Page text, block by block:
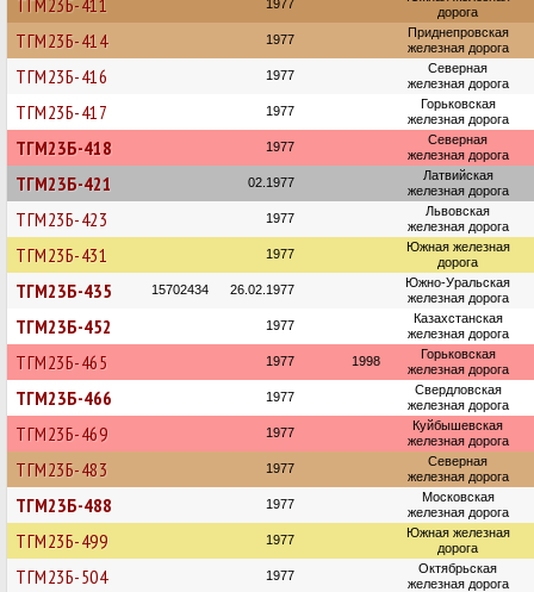
ТГМ23Б-411 1977
дорога
ТГМ23Б-414 1977
Приднепровская
железная дорога
ТГМ23Б-416 1977
Северная
железная дорога
ТГМ23Б-417 1977
Горьковская
железная дорога
ТГМ23Б-418 1977
Северная
железная дорога
ТГМ23Б-421 02.1977
Латвийская
железная дорога
ТГМ23Б-423 1977
Львовская
железная дорога
ТГМ23Б-431 1977
Южная железная
дорога
ТГМ23Б-435 15702434 26.02.1977
Южно-Уральская
железная дорога
ТГМ23Б-452 1977
Казахстанская
железная дорога
ТГМ23Б-465 1977 1998
Горьковская
железная дорога
ТГМ23Б-466 1977
Свердловская
железная дорога
ТГМ23Б-469 1977
Куйбышевская
железная дорога
ТГМ23Б-483 1977
Северная
железная дорога
ТГМ23Б-488 1977
Московская
железная дорога
ТГМ23Б-499 1977
Южная железная
дорога
ТГМ23Б-504 1977
Октябрьская
железная дорога